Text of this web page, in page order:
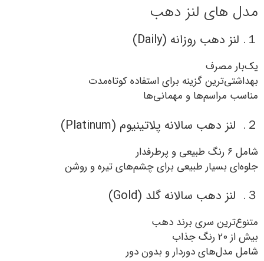
مدل های لنز دهب
１. لنز دهب روزانه (Daily)
یک‌بار مصرف
بهداشتی‌ترین گزینه برای استفاده کوتاه‌مدت
مناسب مراسم‌ها و مهمانی‌ها
２. لنز دهب سالانه پلاتینیوم (Platinum)
شامل ۶ رنگ طبیعی و پرطرفدار
جلوه‌ای بسیار طبیعی برای چشم‌های تیره و روشن
３. لنز دهب سالانه گلد (Gold)
متنوع‌ترین سری برند دهب
بیش از ۲۰ رنگ جذاب
شامل مدل‌های دوردار و بدون دور